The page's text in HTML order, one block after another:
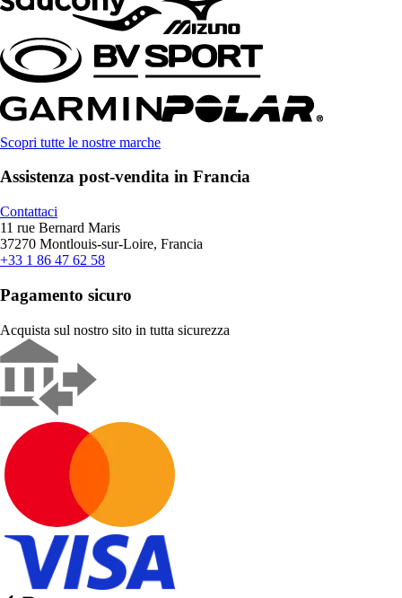
Scopri tutte le nostre marche
Assistenza post-vendita in Francia
Contattaci
11 rue Bernard Maris
37270 Montlouis-sur-Loire, Francia
+33 1 86 47 62 58
Pagamento sicuro
Acquista sul nostro sito in tutta sicurezza